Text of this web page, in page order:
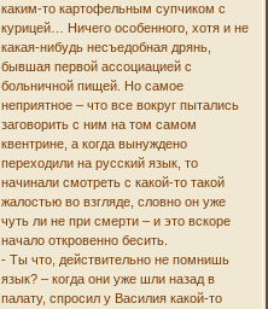
каким-то картофельным супчиком с
курицей… Ничего особенного, хотя и не
какая-нибудь несъедобная дрянь,
бывшая первой ассоциацией с
больничной пищей. Но самое
неприятное – что все вокруг пытались
заговорить с ним на том самом
квентрине, а когда вынуждено
переходили на русский язык, то
начинали смотреть с какой-то такой
жалостью во взгляде, словно он уже
чуть ли не при смерти – и это вскоре
начало откровенно бесить.
- Ты что, действительно не помнишь
язык? – когда они уже шли назад в
палату, спросил у Василия какой-то